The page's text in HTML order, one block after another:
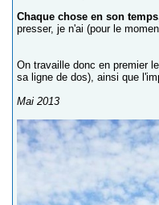
Chaque chose en son
presser, je n'ai (pour le
On travaille donc en premier
sa ligne de dos), ainsi que
Mai 2013